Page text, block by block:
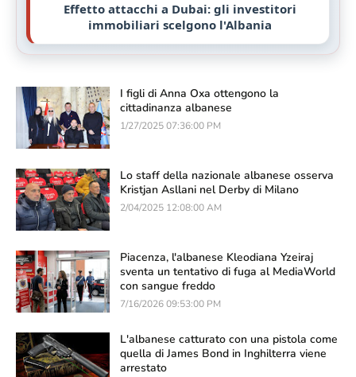
Effetto attacchi a Dubai: gli investitori
immobiliari scelgono l'Albania
I figli di Anna Oxa ottengono la
cittadinanza albanese
1/27/2025 07:36:00 PM
Lo staff della nazionale albanese osserva
Kristjan Asllani nel Derby di Milano
2/04/2025 12:08:00 AM
Piacenza, l'albanese Kleodiana Yzeiraj
sventa un tentativo di fuga al MediaWorld
con sangue freddo
7/16/2026 09:53:00 PM
L'albanese catturato con una pistola come
quella di James Bond in Inghilterra viene
arrestato